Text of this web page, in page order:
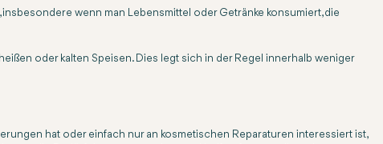
wenn man Lebensmittel oder Getränke konsumiert, die
oder kalten Speisen. Dies legt sich in der Regel innerhalb weniger
hat oder einfach nur an kosmetischen Reparaturen interessiert ist,